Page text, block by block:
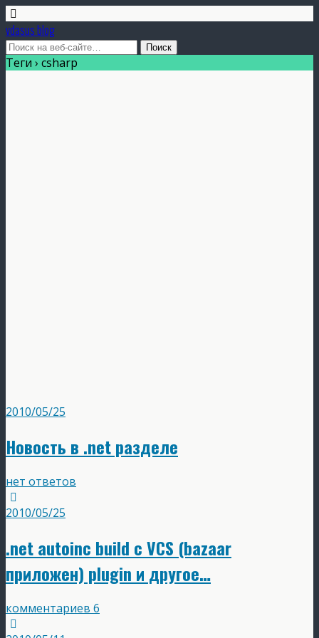
vdasus blog
Теги › csharp
2010/05/25
Новость в .net разделе
нет ответов
2010/05/25
.net autoinc build с VCS (bazaar
приложен) plugin и другое…
комментариев 6